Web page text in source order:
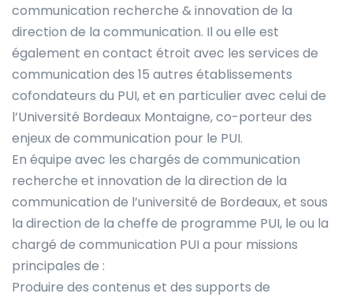
communication recherche & innovation de la
direction de la communication. Il ou elle est
également en contact étroit avec les services de
communication des 15 autres établissements
cofondateurs du PUI, et en particulier avec celui de
l’Université Bordeaux Montaigne, co-porteur des
enjeux de communication pour le PUI.
En équipe avec les chargés de communication
recherche et innovation de la direction de la
communication de l’université de Bordeaux, et sous
la direction de la cheffe de programme PUI, le ou la
chargé de communication PUI a pour missions
principales de :
Produire des contenus et des supports de